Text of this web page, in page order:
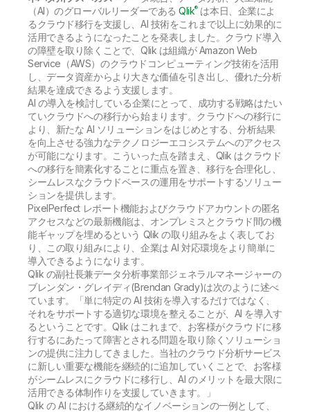
（AI）のグローバルリーダーであるQlik®は本日、企業によ
るクラウド移行を支援し、AI 技術をこれまで以上に効果的に
活用できるようになったことを発表しました。クラウド導入
の障壁を取り除くことで、Qlik は組織が Amazon Web
Service（AWS）のクラウドコンピューティング技術を活用
し、データ資産からより大きな価値を引き出し、優れた分析
結果を達成できるよう支援します。
AI の導入を検討している企業にとって、成功する戦略はたい
ていクラウドへの移行から始まります。クラウドへの移行に
より、新たな AI ソリューションをはじめとする、分析結果
を向上させる強力なテクノロジーエコシステムへのアクセス
が可能になります。こういった点を踏まえ、Qlik はクラウド
への移行を簡素化することに重点を置き、移行を合理化し、
シームレスなクラウドベースの運用をサポートするソリュー
ションを提供します。
PixelPerfect レポート機能およびクラウドアカウントの匿名
アクセスなどの最新機能は、オンプレミスとクラウド間の機
能ギャップを埋めるという Qlik の取り組みをよく表してお
り、この取り組みにより、企業は AI 対応環境をより簡単に
導入できるようになります。
Qlik の副社長兼データ分析事業部ジェネラルマネージャーの
ブレンダン・グレイディ(Brendan Grady)は次のように述べ
ています。「単に特定の AI 技術を導入するだけではなく、
それをサポートする適切な環境を整えることが、AI を導入す
るということです。Qlik はこれまで、お客様がクラウドに移
行するにあたって障害とされる問題を取り除くソリューショ
ンの提供に注力してきました。当社のクラウド分析サービス
に新しい重要な機能を継続的に追加していくことで、お客様
がシームレスにクラウドに移行し、AI のメリットを最大限に
活用できる体制作りを支援していきます。」
Qlik の AI における継続的なイノベーションの一例として、